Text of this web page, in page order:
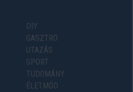
DIY
GASZTRO
UTAZÁS
SPORT
TUDOMÁNY
ÉLETMÓD